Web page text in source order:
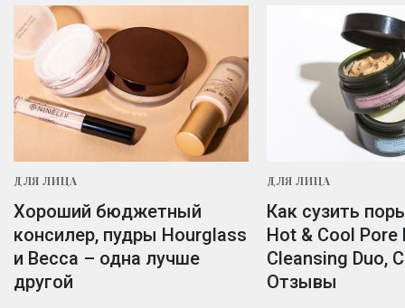
ДЛЯ ЛИЦА
Хороший бюджетный
консилер, пудры Hourglass
и Becca – одна лучше
другой
ДЛЯ ЛИЦА
Как сузить
Hot & Cool Pore
Cleansing Duo,
Отзывы